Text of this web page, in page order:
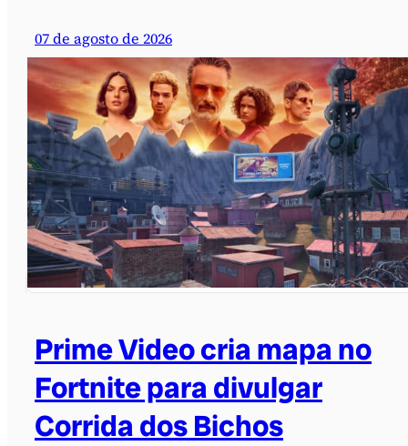
07 de agosto de 2026
Prime Video cria mapa no
Fortnite para divulgar
Corrida dos Bichos